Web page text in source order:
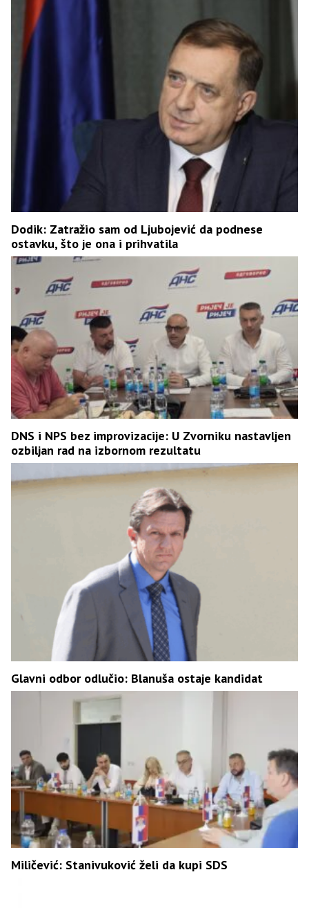
Dodik: Zatražio sam od Ljubojević da podnese
ostavku, što je ona i prihvatila
DNS i NPS bez improvizacije: U Zvorniku nastavljen
ozbiljan rad na izbornom rezultatu
Glavni odbor odlučio: Blanuša ostaje kandidat
Miličević: Stanivuković želi da kupi SDS